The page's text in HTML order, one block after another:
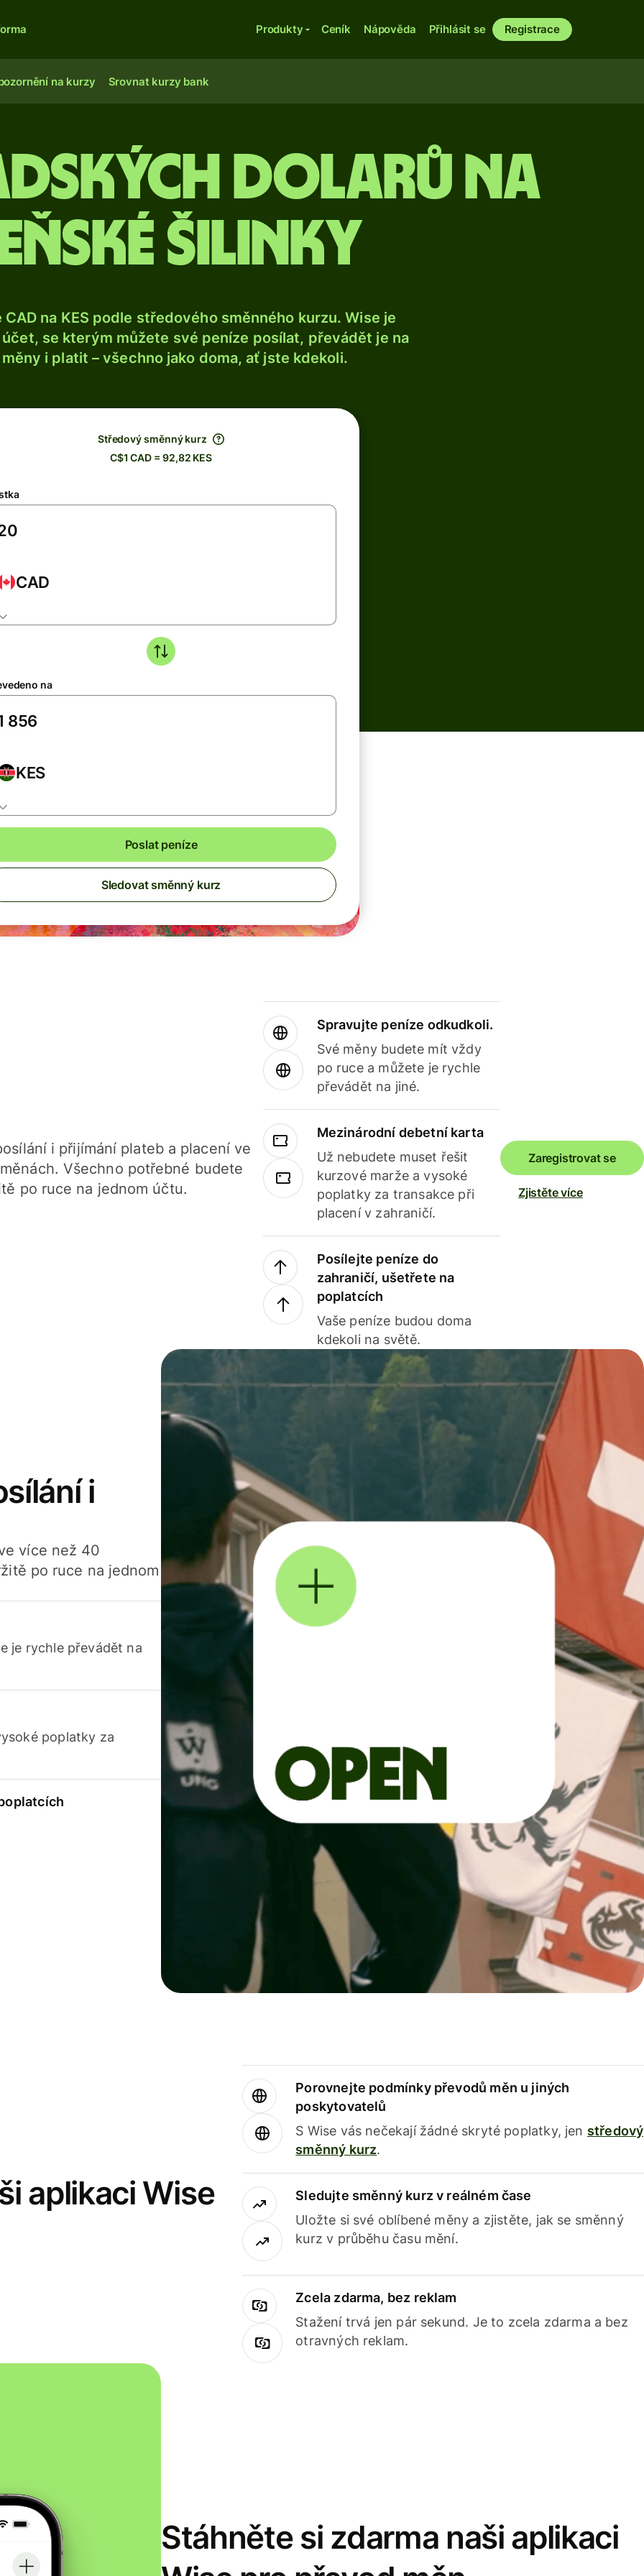
Produkty Ceník Nápověda Přihlásit se Registrace
na kurzy Srovnat kurzy bank
dolarů na
šilinky
na KES podle středového směnného kurzu. Wise je
se kterým můžete své peníze posílat, převádět je na
i platit – všechno jako doma, ať jste kdekoli.
Středový směnný kurz
C$1 CAD = 92,82 KES
CAD
na
KES
Poslat peníze
Sledovat směnný kurz
i přijímání plateb a placení ve
Všechno potřebné budete
po ruce na jednom účtu.
Spravujte peníze odkudkoli.
Své měny budete mít vždy
po ruce a můžete je rychle
převádět na jiné.
Mezinárodní debetní karta
Už nebudete muset řešit
kurzové marže a vysoké
poplatky za transakce při
placení v zahraničí.
Posílejte peníze do
zahraničí, ušetřete na
poplatcích
Vaše peníze budou doma
kdekoli na světě.
Zaregistrovat se
Zjistěte více
i
více než 40
po ruce na jednom
je rychle převádět na
poplatky za
aplikaci Wise
Porovnejte podmínky převodů měn u jiných
poskytovatelů
S Wise vás nečekají žádné skryté poplatky, jen středový
směnný kurz.
Sledujte směnný kurz v reálném čase
Uložte si své oblíbené měny a zjistěte, jak se směnný
kurz v průběhu času mění.
Zcela zdarma, bez reklam
Stažení trvá jen pár sekund. Je to zcela zdarma a bez
otravných reklam.
Stáhněte si zdarma naši aplikaci